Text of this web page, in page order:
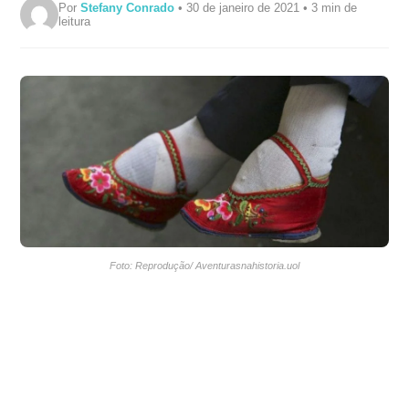
PorStefany Conrado • 30 de janeiro de 2021 • 3 min de
leitura
Foto: Reprodução/ Aventurasnahistoria.uol